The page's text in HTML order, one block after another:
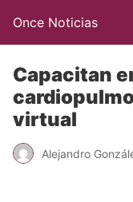
Once Noticias
Capacitan
virtual
Alejandro